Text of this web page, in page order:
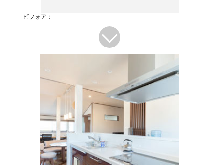
ビフォア：